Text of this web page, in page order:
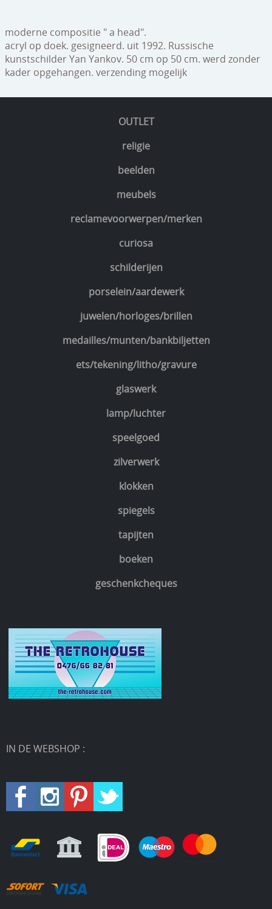
OUTLET
religie
beelden
meubels
reclamevoorwerpen/merken
curiosa
schilderijen
porselein/aardewerk
juwelen/horloges/brillen
medailles/munten/bankbiljetten
ets/tekening/litho/gravure
glaswerk
lamp/luchter
speelgoed
zilverwerk
klokken
spiegels
tapijten
boeken
geschenkcheques
IN DE WEBSHOP :
moderne compositie " a head".
acryl op doek. gesigneerd. uit 1992. Russische
kunstschilder Yan Yankov. 50 cm op 50 cm. werd zonder
kader opgehangen. verzending mogelijk